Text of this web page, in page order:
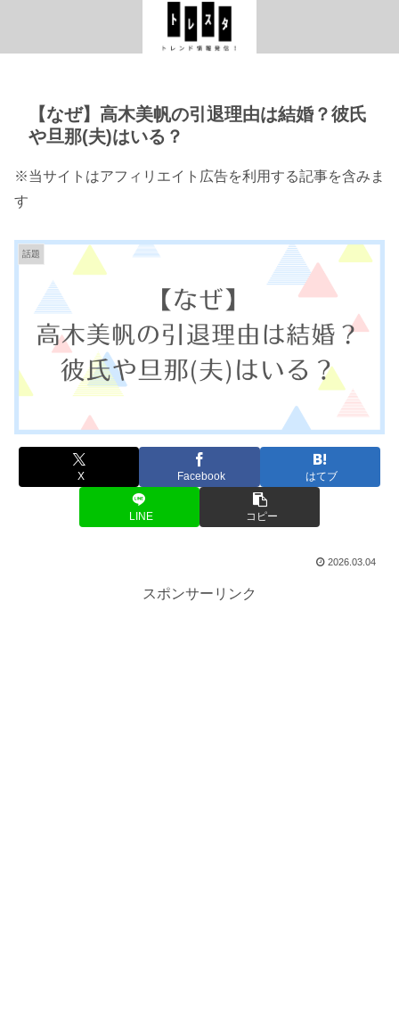
【なぜ】高木美帆の引退理由は結婚？彼氏
や旦那(夫)はいる？
※当サイトはアフィリエイト広告を利用する記事を含みま
す
話題
X Facebook はてブ
LINE コピー
2026.03.04
スポンサーリンク